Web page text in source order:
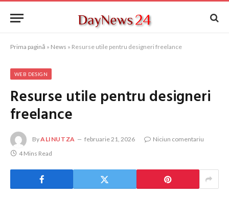
Prima pagină » News » Resurse utile pentru designeri freelance
WEB DESIGN
Resurse utile pentru designeri
freelance
ByALINUTZA februarie 21, 2026
Niciun comentariu
4 Mins Read